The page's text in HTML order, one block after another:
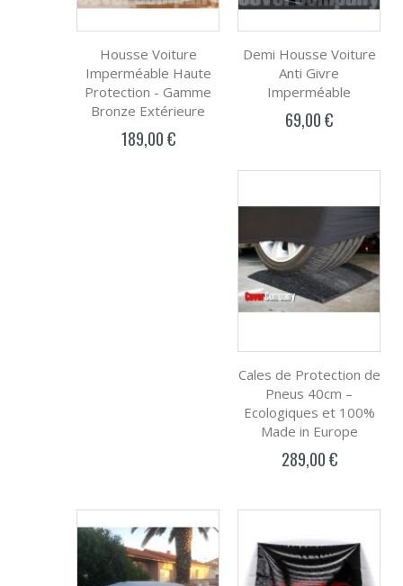
Housse Voiture
Imperméable Haute
Protection - Gamme
Bronze Extérieure
189,00 €
Demi Housse Voiture
Anti Givre
Imperméable
69,00 €
Cales de Protection de
Pneus 40cm –
Ecologiques et 100%
Made in Europe
289,00 €